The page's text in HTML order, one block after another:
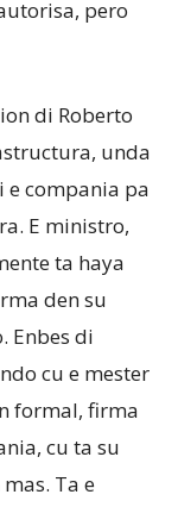
pero
di Roberto
unda
e compania pa
E ministro,
ta haya
den su
Enbes di
cu e mester
formal, firma
cu ta su
Ta e